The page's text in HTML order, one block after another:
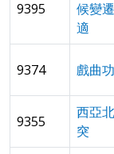
9395
候變
適
9374 戲曲
9355
西亞
突